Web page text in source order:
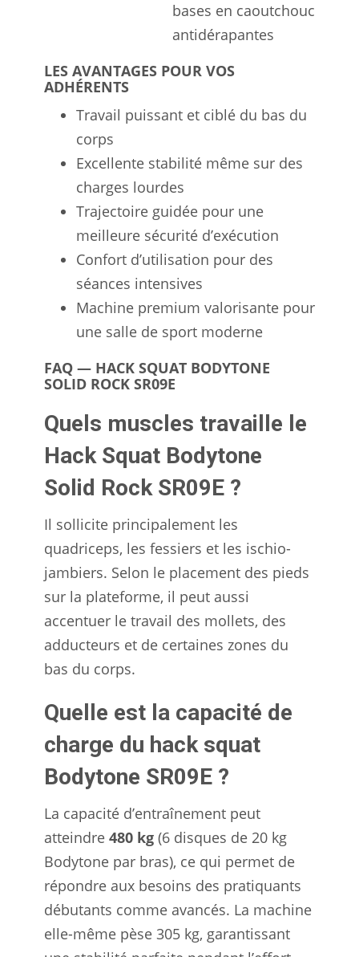
bases en caoutchouc
antidérapantes
LES AVANTAGES POUR VOS
ADHÉRENTS
Travail puissant et ciblé du bas du
corps
Excellente stabilité même sur des
charges lourdes
Trajectoire guidée pour une
meilleure sécurité d’exécution
Confort d’utilisation pour des
séances intensives
Machine premium valorisante pour
une salle de sport moderne
FAQ — HACK SQUAT BODYTONE
SOLID ROCK SR09E
Quels muscles travaille le
Hack Squat Bodytone
Solid Rock SR09E ?
Il sollicite principalement les
quadriceps, les fessiers et les ischio-
jambiers. Selon le placement des pieds
sur la plateforme, il peut aussi
accentuer le travail des mollets, des
adducteurs et de certaines zones du
bas du corps.
Quelle est la capacité de
charge du hack squat
Bodytone SR09E ?
La capacité d’entraînement peut
atteindre 480 kg (6 disques de 20 kg
Bodytone par bras), ce qui permet de
répondre aux besoins des pratiquants
débutants comme avancés. La machine
elle-même pèse 305 kg, garantissant